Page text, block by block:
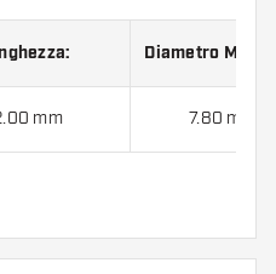
Diametro
mm 7.80 mm
Soft contiene: